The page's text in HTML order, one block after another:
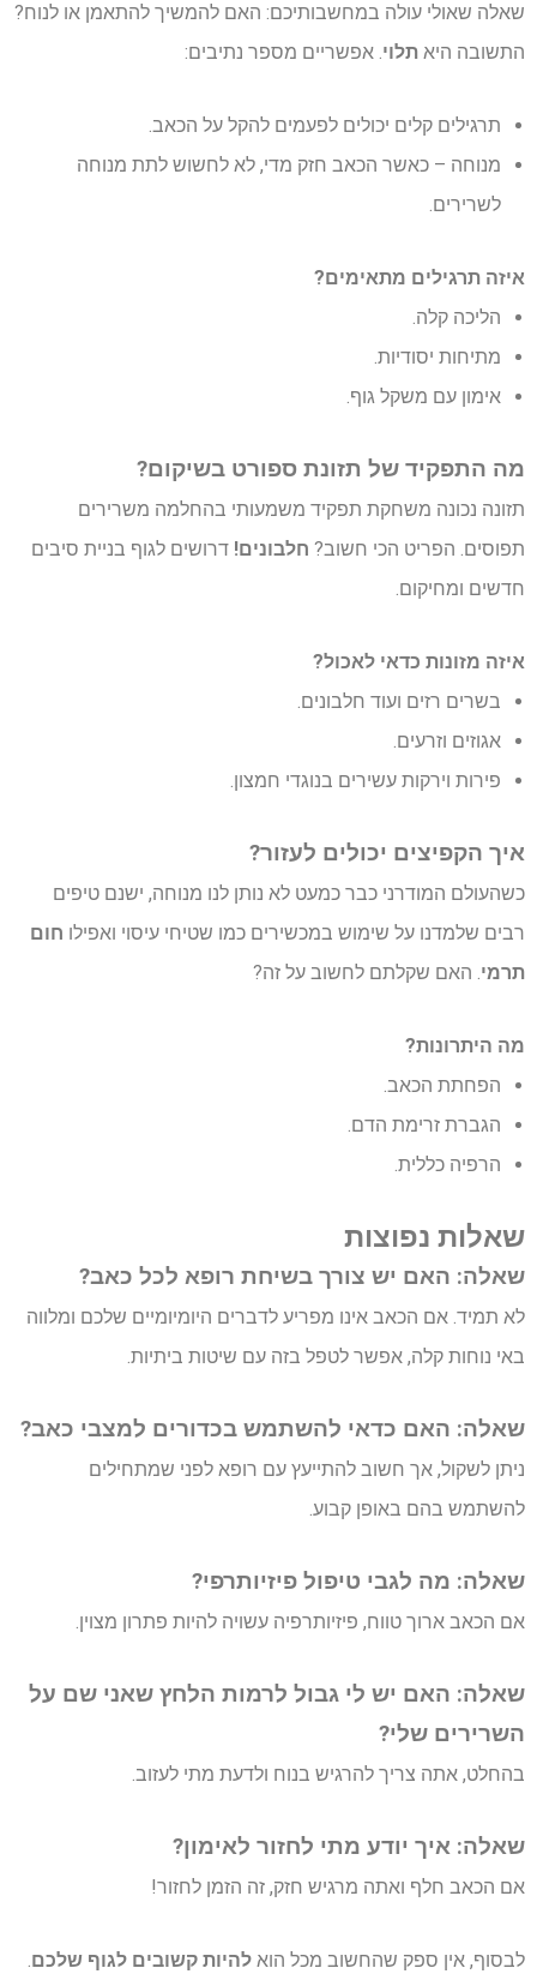
שאלה שאולי עולה במחשבותיכם: האם להמשיך להתאמן או לנוח?
התשובה היא תלוי. אפשריים מספר נתיבים:
תרגילים קלים יכולים לפעמים להקל על הכאב.
מנוחה – כאשר הכאב חזק מדי, לא לחשוש לתת מנוחה
לשרירים.
איזה תרגילים מתאימים?
הליכה קלה.
מתיחות יסודיות.
אימון עם משקל גוף.
מה התפקיד של תזונת ספורט בשיקום?
תזונה נכונה משחקת תפקיד משמעותי בהחלמה משרירים
תפוסים. הפריט הכי חשוב? חלבונים! דרושים לגוף בניית סיבים
חדשים ומחיקום.
איזה מזונות כדאי לאכול?
בשרים רזים ועוד חלבונים.
אגוזים וזרעים.
פירות וירקות עשירים בנוגדי חמצון.
איך הקפיצים יכולים לעזור?
כשהעולם המודרני כבר כמעט לא נותן לנו מנוחה, ישנם טיפים
רבים שלמדנו על שימוש במכשירים כמו שטיחי עיסוי ואפילו חום
תרמי. האם שקלתם לחשוב על זה?
מה היתרונות?
הפחתת הכאב.
הגברת זרימת הדם.
הרפיה כללית.
שאלות נפוצות
שאלה: האם יש צורך בשיחת רופא לכל כאב?
לא תמיד. אם הכאב אינו מפריע לדברים היומיומיים שלכם ומלווה
באי נוחות קלה, אפשר לטפל בזה עם שיטות ביתיות.
שאלה: האם כדאי להשתמש בכדורים למצבי כאב?
ניתן לשקול, אך חשוב להתייעץ עם רופא לפני שמתחילים
להשתמש בהם באופן קבוע.
שאלה: מה לגבי טיפול פיזיותרפי?
אם הכאב ארוך טווח, פיזיותרפיה עשויה להיות פתרון מצוין.
שאלה: האם יש לי גבול לרמות הלחץ שאני שם על
השרירים שלי?
בהחלט, אתה צריך להרגיש בנוח ולדעת מתי לעזוב.
שאלה: איך יודע מתי לחזור לאימון?
אם הכאב חלף ואתה מרגיש חזק, זה הזמן לחזור!
לבסוף, אין ספק שהחשוב מכל הוא להיות קשובים לגוף שלכם.